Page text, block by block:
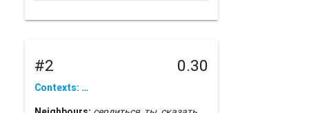
#2 0.30
Contexts: …